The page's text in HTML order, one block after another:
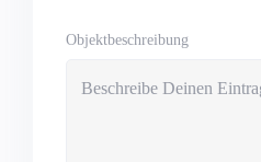
Objektbeschreibung